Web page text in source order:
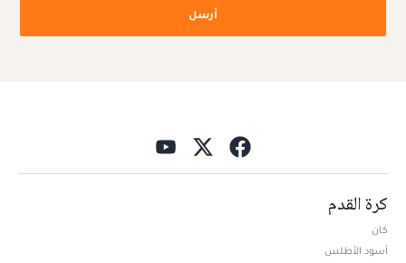
أرسل
كرة القدم
كان
أسود الأطلس